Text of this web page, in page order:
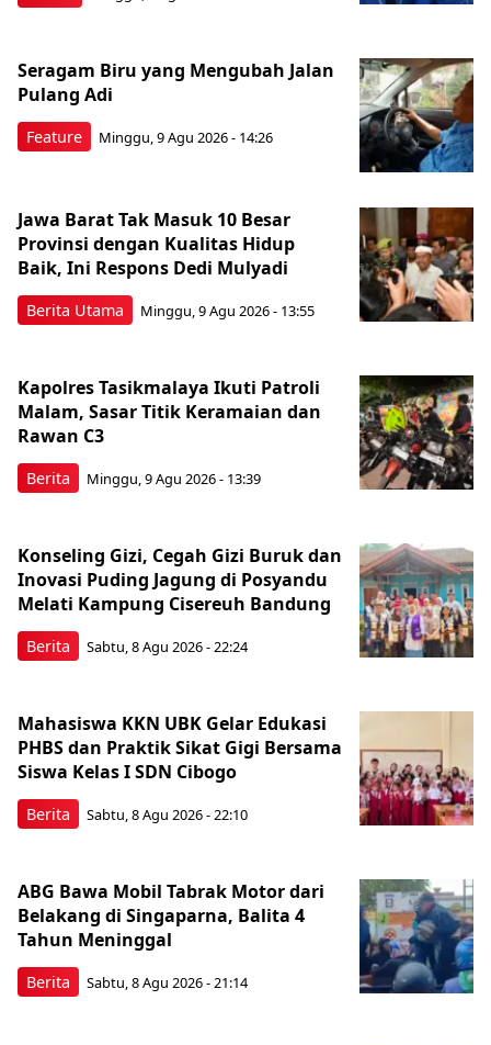
Feature
Seragam Biru yang Mengubah Jalan
Pulang Adi
Minggu, 9 Agu 2026 - 14:26
Berita Utama
Jawa Barat Tak Masuk 10 Besar
Provinsi dengan Kualitas Hidup
Baik, Ini Respons Dedi Mulyadi
Minggu, 9 Agu 2026 - 13:55
Berita
Kapolres Tasikmalaya Ikuti Patroli
Malam, Sasar Titik Keramaian dan
Rawan C3
Minggu, 9 Agu 2026 - 13:39
Berita
Konseling Gizi, Cegah Gizi Buruk dan
Inovasi Puding Jagung di Posyandu
Melati Kampung Cisereuh Bandung
Sabtu, 8 Agu 2026 - 22:24
Berita
Mahasiswa KKN UBK Gelar Edukasi
PHBS dan Praktik Sikat Gigi Bersama
Siswa Kelas I SDN Cibogo
Sabtu, 8 Agu 2026 - 22:10
Berita
ABG Bawa Mobil Tabrak Motor dari
Belakang di Singaparna, Balita 4
Tahun Meninggal
Sabtu, 8 Agu 2026 - 21:14